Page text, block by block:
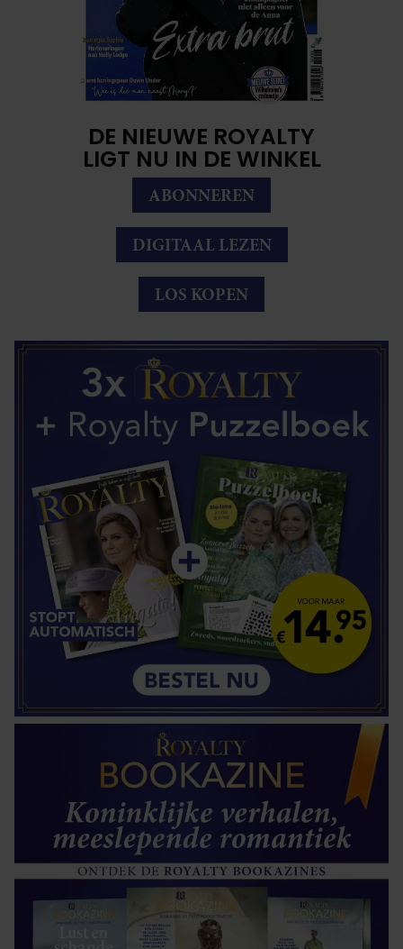
DE NIEUWE ROYALTY
LIGT NU IN DE WINKEL
ABONNEREN
DIGITAAL LEZEN
LOS KOPEN